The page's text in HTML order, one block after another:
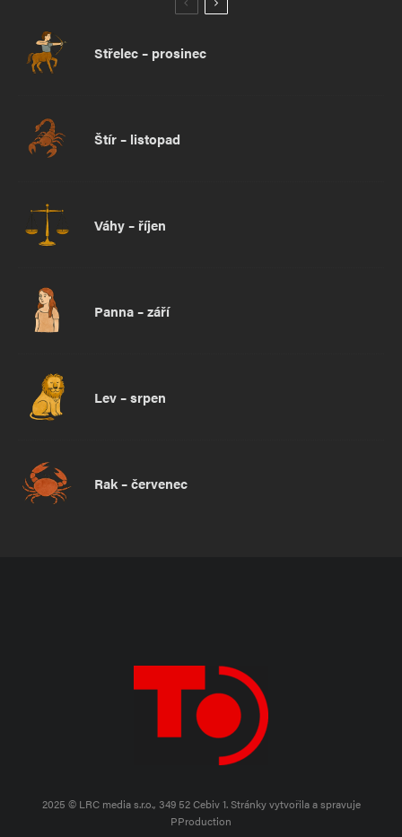
Střelec – prosinec
Štír – listopad
Váhy – říjen
Panna – září
Lev – srpen
Rak – červenec
2025 © LRC media s.r.o., 349 52 Cebiv 1.Stránky vytvořila a spravuje
PProduction